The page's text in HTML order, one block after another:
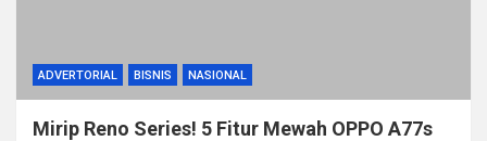
ADVERTORIAL BISNIS NASIONAL
Mirip Reno Series! 5 Fitur Mewah OPPO A77s